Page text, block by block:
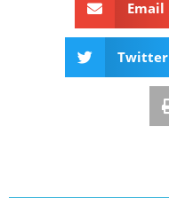
Email
Twitter